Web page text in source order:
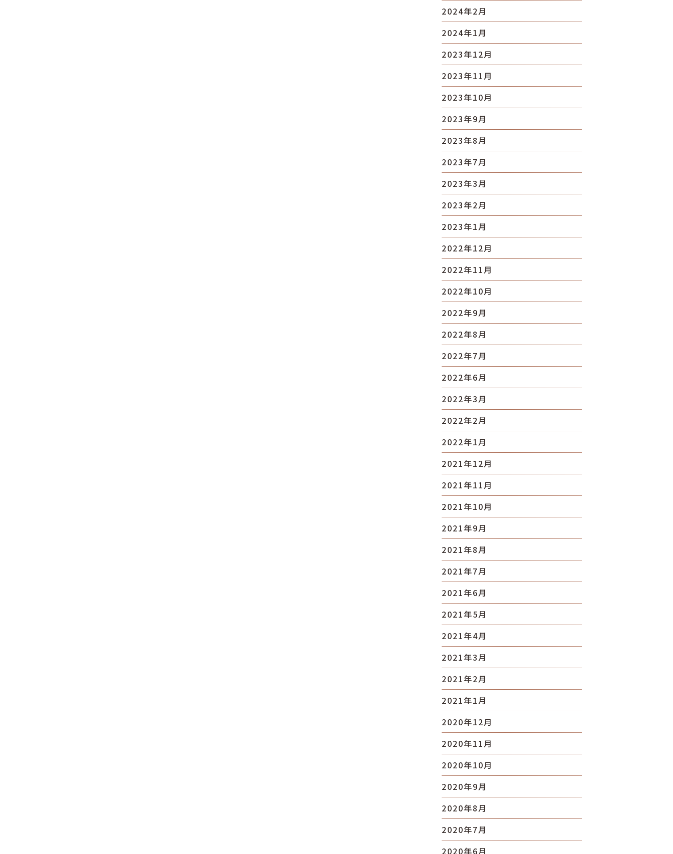
2024年2月
2024年1月
2023年12月
2023年11月
2023年10月
2023年9月
2023年8月
2023年7月
2023年3月
2023年2月
2023年1月
2022年12月
2022年11月
2022年10月
2022年9月
2022年8月
2022年7月
2022年6月
2022年3月
2022年2月
2022年1月
2021年12月
2021年11月
2021年10月
2021年9月
2021年8月
2021年7月
2021年6月
2021年5月
2021年4月
2021年3月
2021年2月
2021年1月
2020年12月
2020年11月
2020年10月
2020年9月
2020年8月
2020年7月
2020年6月